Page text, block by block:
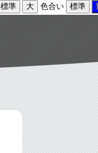
標準 大 色合い 標準